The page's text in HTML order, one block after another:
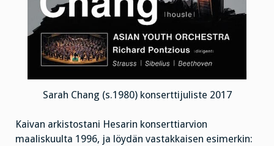
Sarah Chang (s.1980) konserttijuliste 2017
Kaivan arkistostani Hesarin konserttiarvion
maaliskuulta 1996, ja löydän vastakkaisen esimerkin: